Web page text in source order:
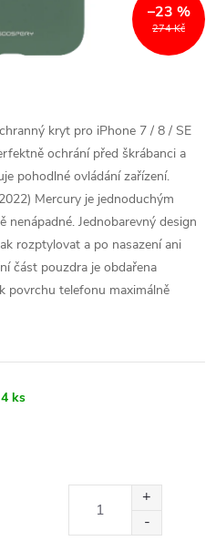
274 Kč
–23 %
kryt pro iPhone 7 / 8 / SE
ochrání před škrábanci a
pohodlné ovládání zařízení.
Mercury je jednoduchým
nenápadné. Jednobarevný design
rozptylovat a po nasazení ani
část pouzdra je obdařena
povrchu telefonu maximálně
4 ks